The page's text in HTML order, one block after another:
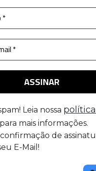
Leia nossa
para mais informações.
de
E-Mail!